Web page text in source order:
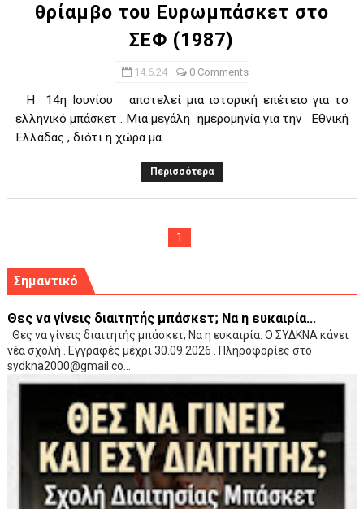
θρίαμβο του Ευρωμπάσκετ στο
ΣΕΦ (1987)
14.6.24 0 Comments
Η 14η Ιουνίου αποτελεί μια ιστορική επέτειο για το
ελληνικό μπάσκετ . Μια μεγάλη ημερομηνία για την Εθνική
Ελλάδας , διότι η χώρα μα...
Περισσότερα
1
Σημαντικό
Θες να γίνεις διαιτητής μπάσκετ; Να η ευκαιρία...
Θες να γίνεις διαιτητής μπάσκετ; Να η ευκαιρία. Ο ΣΥΔΚΝΑ κάνει
νέα σχολή . Εγγραφές μέχρι 30.09.2026 . Πληροφορίες στο
sydkna2000@gmail.co...